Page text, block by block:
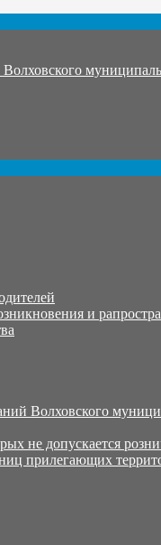
и
Волховского
не допускается
прилегающих